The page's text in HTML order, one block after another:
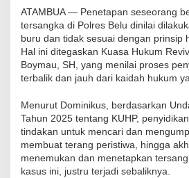
ATAMBUA — Penetapan seseorang
tersangka di Polres Belu dinilai
buru dan tidak sesuai dengan prinsip
Hal ini ditegaskan Kuasa Hukum
Boymau, SH, yang menilai proses
terbalik dan jauh dari kaidah hukum
Menurut Dominikus, berdasarkan
Tahun 2025 tentang KUHP,
tindakan untuk mencari dan
membuat terang peristiwa, hingga
menemukan dan menetapkan
kasus ini, justru terjadi sebaliknya.